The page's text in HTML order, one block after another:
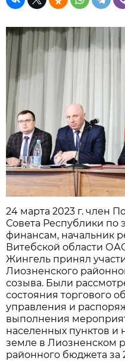
24 марта 2023 г. член
Совета Республики по
финансам, начальник
Витебской области
Жингель принял
Лиозненского
созыва. Были
состояния торгового
управления и
выполнения
населенных пунктов и
земле в Лиозненском
районного бюджета за